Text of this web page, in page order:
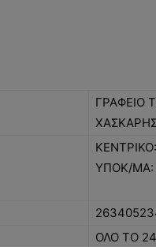
ΓΡΑΦΕΙΟ
ΥΠΟΚ/ΜΑ:
ΟΛΟ ΤΟ